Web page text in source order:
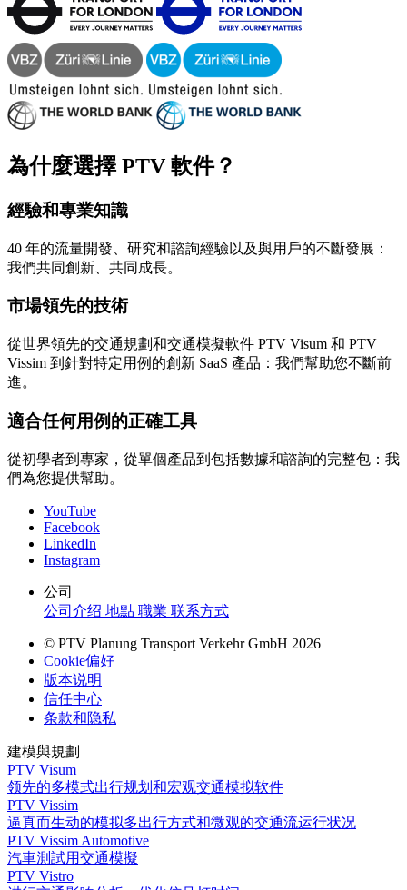
為什麼選擇 PTV 軟件？
經驗和專業知識
40 年的流量開發、研究和諮詢經驗以及與用戶的不斷發展：
我們共同創新、共同成長。
市場領先的技術
從世界領先的交通規劃和交通模擬軟件 PTV Visum 和 PTV
Vissim 到針對特定用例的創新 SaaS 產品：我們幫助您不斷前
進。
適合任何用例的正確工具
從初學者到專家，從單個產品到包括數據和諮詢的完整包：我
們為您提供幫助。
YouTube
Facebook
LinkedIn
Instagram
公司
公司介绍 地點 職業 联系方式
© PTV Planung Transport Verkehr GmbH 2026
Cookie偏好
版本说明
信任中心
条款和隐私
建模與規劃
PTV Visum
领先的多模式出行规划和宏观交通模拟软件
PTV Vissim
逼真而生动的模拟多出行方式和微观的交通流运行状况
PTV Vissim Automotive
汽車測試用交通模擬
PTV Vistro